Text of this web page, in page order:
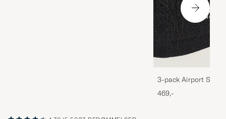
3-pack Airport
Melange
469,-